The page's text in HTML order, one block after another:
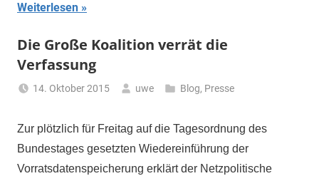
Weiterlesen
Die Große Koalition verrät die
Verfassung
14. Oktober 2015 uwe Blog, Presse
Zur plötzlich für Freitag auf die Tagesordnung des
Bundestages gesetzten Wiedereinführung der
Vorratsdatenspeicherung erklärt der Netzpolitische